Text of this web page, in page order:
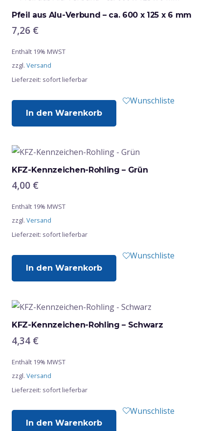
Pfeil aus Alu-Verbund – ca. 600 x 125 x 6 mm
7,26 €
Enthält 19% MWST
zzgl. Versand
Lieferzeit: sofort lieferbar
In den Warenkorb
Wunschliste
KFZ-Kennzeichen-Rohling – Grün
4,00 €
Enthält 19% MWST
zzgl. Versand
Lieferzeit: sofort lieferbar
In den Warenkorb
Wunschliste
KFZ-Kennzeichen-Rohling – Schwarz
4,34 €
Enthält 19% MWST
zzgl. Versand
Lieferzeit: sofort lieferbar
In den Warenkorb
Wunschliste